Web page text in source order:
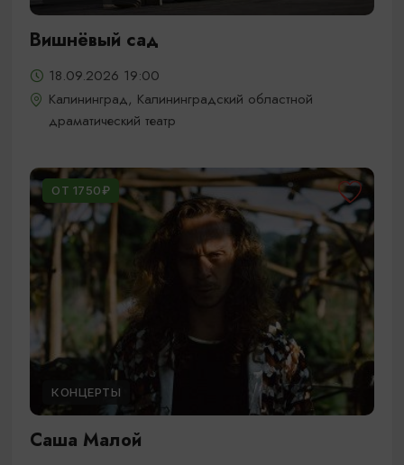
Вишнёвый сад
18.09.2026 19:00
Калининград, Калининградский областной
драматический театр
ОТ 1750₽
КОНЦЕРТЫ
Саша Малой